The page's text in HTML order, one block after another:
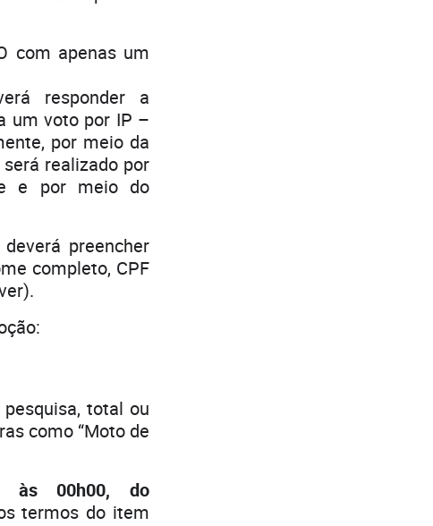
com apenas um
responder a
um voto por IP –
por meio da
realizado por
e por meio do
preencher
completo, CPF
total ou
como “Moto de
às 00h00, do
termos do item